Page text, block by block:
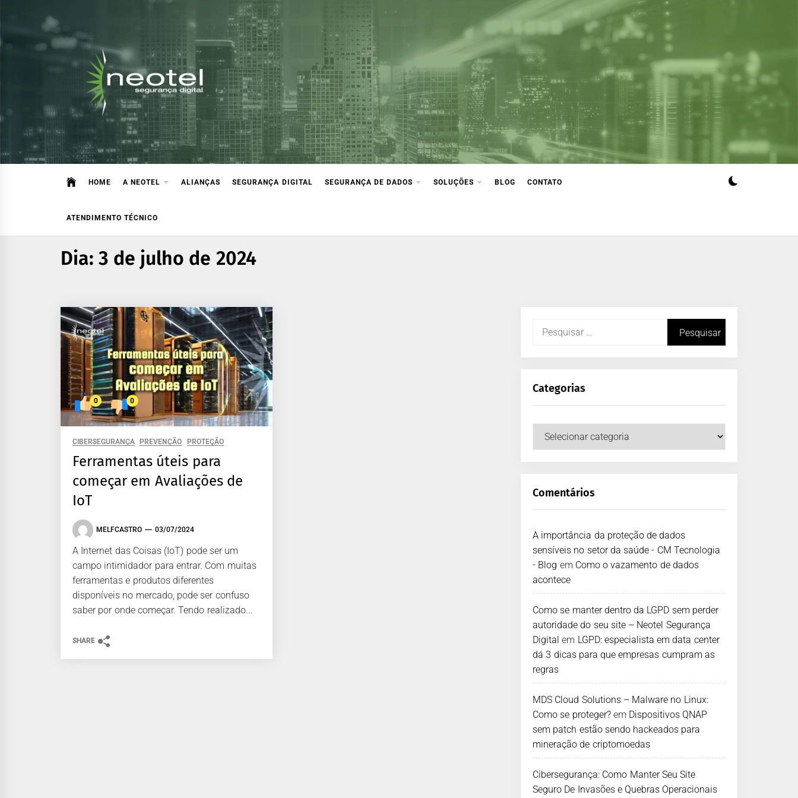
Blog da Neotel Segurança Digital
Informações e notícias sobre segurança digital, legislação e compliance
HOME A NEOTEL ALIANÇAS SEGURANÇA DIGITAL SEGURANÇA DE DADOS SOLUÇÕES BLOG CONTATO
ATENDIMENTO TÉCNICO
Dia:3 de julho de 2024
0 0
CIBERSEGURANÇA PREVENÇÃO PROTEÇÃO
Ferramentas úteis para
começar em Avaliações de
IoT
MELFCASTRO 03/07/2024
A Internet das Coisas (IoT) pode ser um
campo intimidador para entrar. Com muitas
ferramentas e produtos diferentes
disponíveis no mercado, pode ser confuso
saber por onde começar. Tendo realizado...
SHARE
Categorias
Comentários
A importância da proteção de dados
sensíveis no setor da saúde - CM Tecnologia
- Blog em Como o vazamento de dados
acontece
Como se manter dentro da LGPD sem perder
autoridade do seu site – Neotel Segurança
Digital em LGPD: especialista em data center
dá 3 dicas para que empresas cumpram as
regras
MDS Cloud Solutions – Malware no Linux:
Como se proteger?em Dispositivos QNAP
sem patch estão sendo hackeados para
mineração de criptomoedas
Cibersegurança: Como Manter Seu Site
Seguro De Invasões e Quebras Operacionais